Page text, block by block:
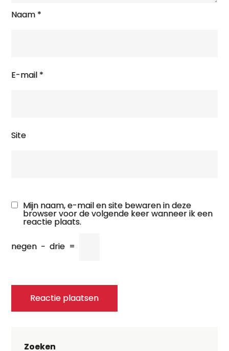
Naam *
E-mail *
Site
Mijn naam, e-mail en site bewaren in deze
browser voor de volgende keer wanneer ik een
reactie plaats.
negen − drie =
Zoeken